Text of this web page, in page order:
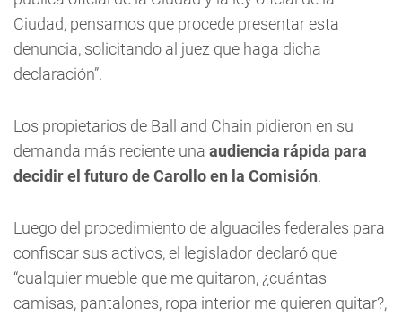
Ciudad, pensamos que procede presentar esta
denuncia, solicitando al juez que haga dicha
declaración”.
Los propietarios de Ball and Chain pidieron en su
demanda más reciente una audiencia rápida para
decidir el futuro de Carollo en la Comisión.
Luego del procedimiento de alguaciles federales para
confiscar sus activos, el legislador declaró que
“cualquier mueble que me quitaron, ¿cuántas
camisas, pantalones, ropa interior me quieren quitar?,